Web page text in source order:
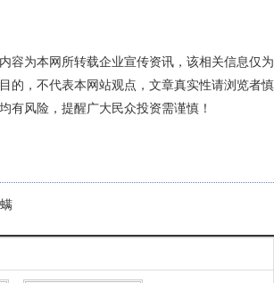
容为本网所转载企业宣传资讯，该相关信息仅为
的，不代表本网站观点，文章真实性请浏览者慎
有风险，提醒广大民众投资需谨慎！